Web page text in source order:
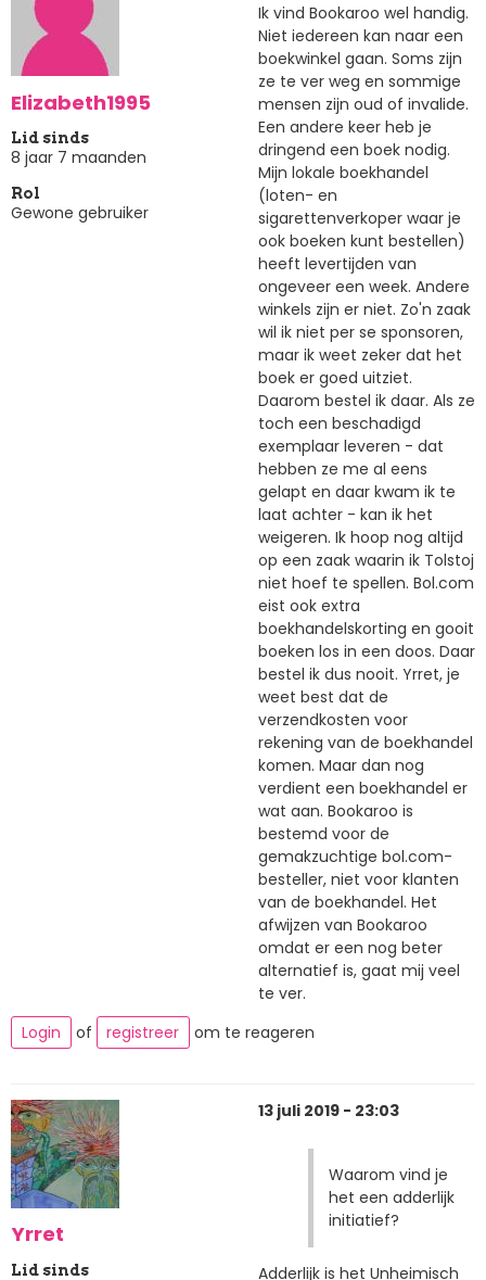
Elizabeth1995
Lid sinds
8 jaar 7 maanden
Rol
Gewone gebruiker
Ik vind Bookaroo wel handig.
Niet iedereen kan naar een
boekwinkel gaan. Soms zijn
ze te ver weg en sommige
mensen zijn oud of invalide.
Een andere keer heb je
dringend een boek nodig.
Mijn lokale boekhandel
(loten- en
sigarettenverkoper waar je
ook boeken kunt bestellen)
heeft levertijden van
ongeveer een week. Andere
winkels zijn er niet. Zo'n zaak
wil ik niet per se sponsoren,
maar ik weet zeker dat het
boek er goed uitziet.
Daarom bestel ik daar. Als ze
toch een beschadigd
exemplaar leveren - dat
hebben ze me al eens
gelapt en daar kwam ik te
laat achter - kan ik het
weigeren. Ik hoop nog altijd
op een zaak waarin ik Tolstoj
niet hoef te spellen. Bol.com
eist ook extra
boekhandelskorting en gooit
boeken los in een doos. Daar
bestel ik dus nooit. Yrret, je
weet best dat de
verzendkosten voor
rekening van de boekhandel
komen. Maar dan nog
verdient een boekhandel er
wat aan. Bookaroo is
bestemd voor de
gemakzuchtige bol.com-
besteller, niet voor klanten
van de boekhandel. Het
afwijzen van Bookaroo
omdat er een nog beter
alternatief is, gaat mij veel
te ver.
Login
of registreer om te reageren
Yrret
Lid sinds
13 juli 2019 - 23:03
Waarom vind je
het een adderlijk
initiatief?
Adderlijk is het Unheimisch